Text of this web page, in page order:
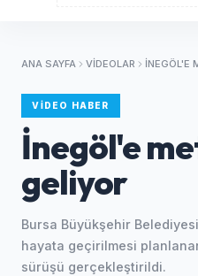
ANA SAYFA VIDEOLAR İNEGÖL'E
VIDEO HABER
İnegöl'e
geliyor
Bursa Büyükşehir
hayata geçirilmesi
sürüşü gerçekleştirildi.